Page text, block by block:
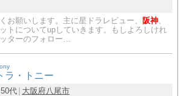
お願いします。主に星ドラレビュー、阪神
トについてupしていきます。もしよろしけれ
ターのフォロー…
ラ・トニー
50代 大阪府八尾市